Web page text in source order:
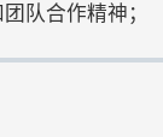
队合作精神；